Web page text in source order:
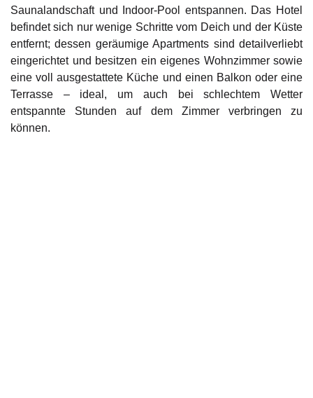
Saunalandschaft und Indoor-Pool entspannen. Das Hotel
befindet sich nur wenige Schritte vom Deich und der Küste
entfernt; dessen geräumige Apartments sind detailverliebt
eingerichtet und besitzen ein eigenes Wohnzimmer sowie
eine voll ausgestattete Küche und einen Balkon oder eine
Terrasse – ideal, um auch bei schlechtem Wetter
entspannte Stunden auf dem Zimmer verbringen zu
können.